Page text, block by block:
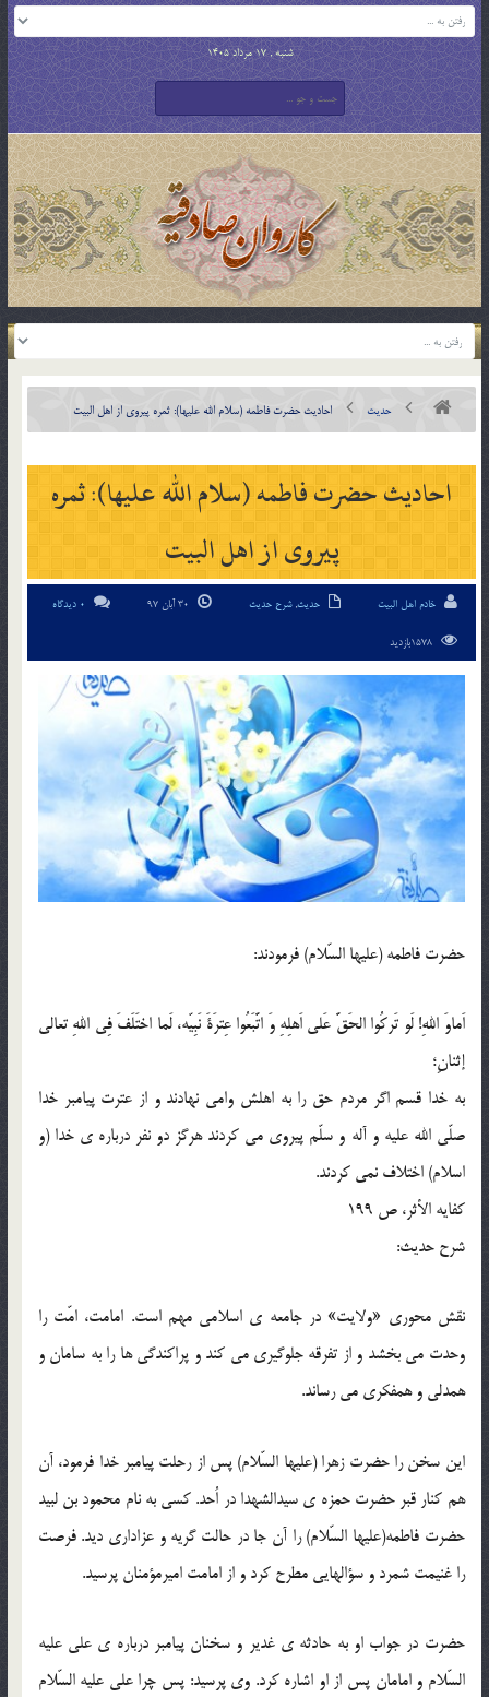
شنبه , 17 مرداد 1405
حدیث احادیث حضرت فاطمه (سلام الله علیها): ثمره پیروی از اهل البیت
احادیث حضرت فاطمه (سلام الله علیها): ثمره
پیروی از اهل البیت
خادم اهل البیت حدیث,شرح حدیث 0 دیدگاه
حضرت فاطمه (علیها السّلام) فرمودند:
اَماوَ اللهِ! لَو تَرکُوا الحَقَّ عَلی اَهلِهِ وَ اتَّبَعُوا عِترَةَ نَبِیّه، لَما اختَلَفَ فِی اللهِ تعالی
إثنانِ؛
به خدا قسم اگر مردم حق را به اهلش وامی نهادند و از عترت پیامبر خدا
صلّی الله علیه و آله و سلّم پیروی می کردند هرگز دو نفر درباره ی خدا (و
اسلام) اختلاف نمی کردند.
کفایه الأثر، ص 199
شرح حدیث:
نقش محوری «ولایت» در جامعه ی اسلامی مهم است. امامت، امّت را
وحدت می بخشد و از تفرقه جلوگیری می کند و پراکندگی ها را به سامان و
همدلی و همفکری می رساند.
این سخن را حضرت زهرا (علیها السّلام) پس از رحلت پیامبر خدا فرمود، آن
هم کنار قبر حضرت حمزه ی سیدالشهدا در اُحد. کسی به نام محمود بن لبید
حضرت فاطمه(علیها السّلام) را آن جا در حالت گریه و عزاداری دید. فرصت
را غنیمت شمرد و سؤالهایی مطرح کرد و از امامت امیرمؤمنان پرسید.
حضرت در جواب او به حادثه ی غدیر و سخنان پیامبر درباره ی علی علیه
السّلام و امامان پس از او اشاره کرد. وی پرسید: پس چرا علی علیه السّلام